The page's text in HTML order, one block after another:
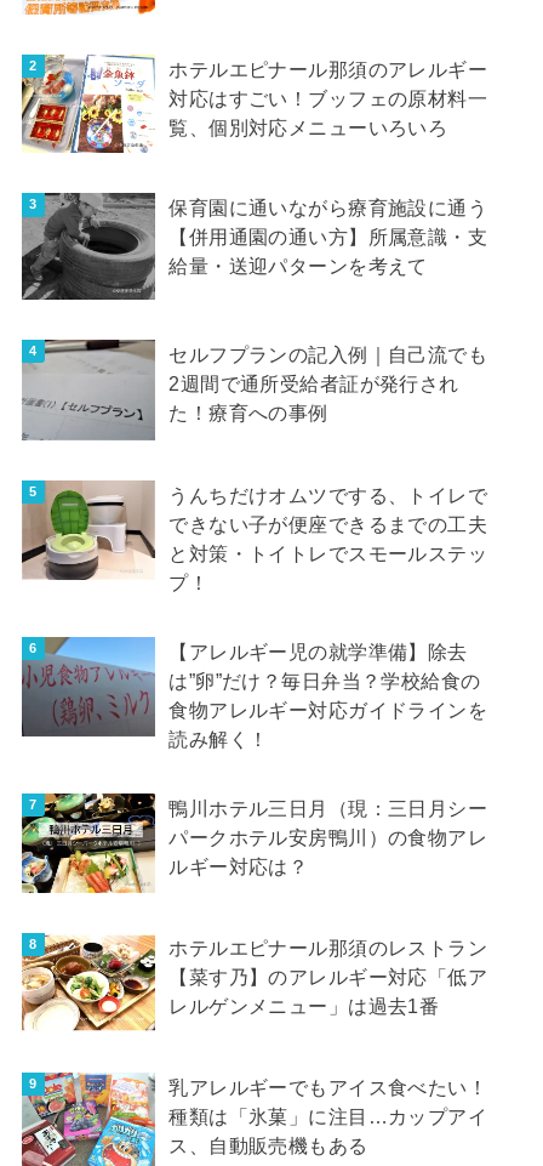
ホテルエピナール那須のアレルギー
対応はすごい！ブッフェの原材料一
覧、個別対応メニューいろいろ
保育園に通いながら療育施設に通う
【併用通園の通い方】所属意識・支
給量・送迎パターンを考えて
セルフプランの記入例｜自己流でも
2週間で通所受給者証が発行され
た！療育への事例
うんちだけオムツでする、トイレで
できない子が便座できるまでの工夫
と対策・トイトレでスモールステッ
プ！
【アレルギー児の就学準備】除去
は”卵”だけ？毎日弁当？学校給食の
食物アレルギー対応ガイドラインを
読み解く！
鴨川ホテル三日月（現：三日月シー
パークホテル安房鴨川）の食物アレ
ルギー対応は？
ホテルエピナール那須のレストラン
【菜す乃】のアレルギー対応「低ア
レルゲンメニュー」は過去1番
乳アレルギーでもアイス食べたい！
種類は「氷菓」に注目…カップアイ
ス、自動販売機もある